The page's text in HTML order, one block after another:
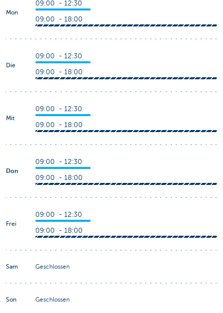
Mon
09:00 - 12:30
09:00 - 18:00
Die
09:00 - 12:30
09:00 - 18:00
Mit
09:00 - 12:30
09:00 - 18:00
Don
09:00 - 12:30
09:00 - 18:00
Frei
09:00 - 12:30
09:00 - 18:00
Sam Geschlossen
Son Geschlossen